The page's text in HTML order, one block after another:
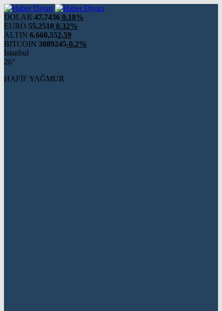
DOLAR 47,7436 0.18%
EURO 55,2510 0.32%
ALTIN 6.660,552,59
BITCOIN 3089245-0.2%
İstanbul
26°
HAFİF YAĞMUR